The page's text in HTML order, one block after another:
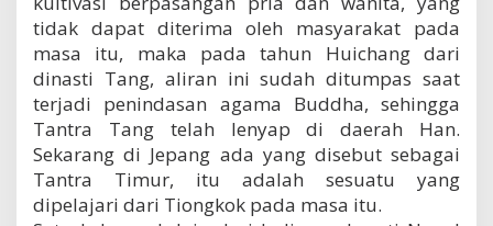
tidak dapat diterima oleh masyarakat pada
masa itu, maka pada tahun Huichang dari
dinasti Tang, aliran ini sudah ditumpas saat
terjadi penindasan agama Buddha, sehingga
Tantra Tang telah lenyap di daerah Han.
Sekarang di Jepang ada yang disebut sebagai
Tantra Timur, itu adalah sesuatu yang
dipelajari dari Tiongkok pada masa itu.